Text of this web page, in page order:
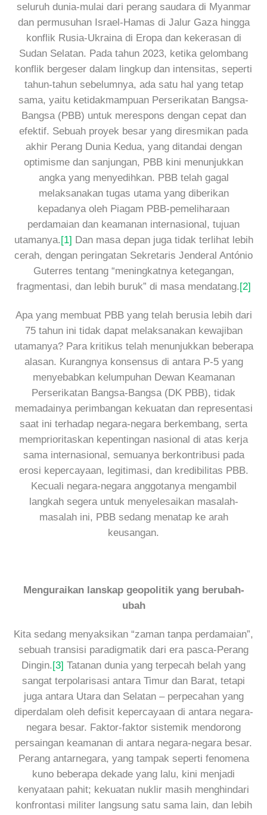
seluruh dunia-mulai dari perang saudara di Myanmar
dan permusuhan Israel-Hamas di Jalur Gaza hingga
konflik Rusia-Ukraina di Eropa dan kekerasan di
Sudan Selatan. Pada tahun 2023, ketika gelombang
konflik bergeser dalam lingkup dan intensitas, seperti
tahun-tahun sebelumnya, ada satu hal yang tetap
sama, yaitu ketidakmampuan Perserikatan Bangsa-
Bangsa (PBB) untuk merespons dengan cepat dan
efektif. Sebuah proyek besar yang diresmikan pada
akhir Perang Dunia Kedua, yang ditandai dengan
optimisme dan sanjungan, PBB kini menunjukkan
angka yang menyedihkan. PBB telah gagal
melaksanakan tugas utama yang diberikan
kepadanya oleh Piagam PBB-pemeliharaan
perdamaian dan keamanan internasional, tujuan
utamanya.[1] Dan masa depan juga tidak terlihat lebih
cerah, dengan peringatan Sekretaris Jenderal António
Guterres tentang “meningkatnya ketegangan,
fragmentasi, dan lebih buruk” di masa mendatang.[2]
Apa yang membuat PBB yang telah berusia lebih dari
75 tahun ini tidak dapat melaksanakan kewajiban
utamanya? Para kritikus telah menunjukkan beberapa
alasan. Kurangnya konsensus di antara P-5 yang
menyebabkan kelumpuhan Dewan Keamanan
Perserikatan Bangsa-Bangsa (DK PBB), tidak
memadainya perimbangan kekuatan dan representasi
saat ini terhadap negara-negara berkembang, serta
memprioritaskan kepentingan nasional di atas kerja
sama internasional, semuanya berkontribusi pada
erosi kepercayaan, legitimasi, dan kredibilitas PBB.
Kecuali negara-negara anggotanya mengambil
langkah segera untuk menyelesaikan masalah-
masalah ini, PBB sedang menatap ke arah
keusangan.
Menguraikan lanskap geopolitik yang berubah-
ubah
Kita sedang menyaksikan “zaman tanpa perdamaian”,
sebuah transisi paradigmatik dari era pasca-Perang
Dingin. [3] Tatanan dunia yang terpecah belah yang
sangat terpolarisasi antara Timur dan Barat, tetapi
juga antara Utara dan Selatan – perpecahan yang
diperdalam oleh defisit kepercayaan di antara negara-
negara besar. Faktor-faktor sistemik mendorong
persaingan keamanan di antara negara-negara besar.
Perang antarnegara, yang tampak seperti fenomena
kuno beberapa dekade yang lalu, kini menjadi
kenyataan pahit; kekuatan nuklir masih menghindari
konfrontasi militer langsung satu sama lain, dan lebih